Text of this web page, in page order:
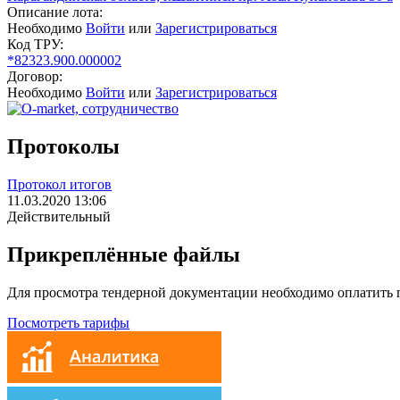
Описание лота:
Необходимо Войти или Зарегистрироваться
Код ТРУ:
*82323.900.000002
Договор:
Необходимо Войти или Зарегистрироваться
Протоколы
Протокол итогов
11.03.2020 13:06
Действительный
Прикреплённые файлы
Для просмотра тендерной документации необходимо оплатить
Посмотреть тарифы